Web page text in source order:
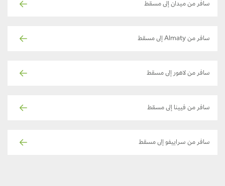
سافر من ميدان إلى مسقط
سافر من Almaty إلى مسقط
سافر من لاهور إلى مسقط
سافر من فيينا إلى مسقط
سافر من سراييفو إلى مسقط